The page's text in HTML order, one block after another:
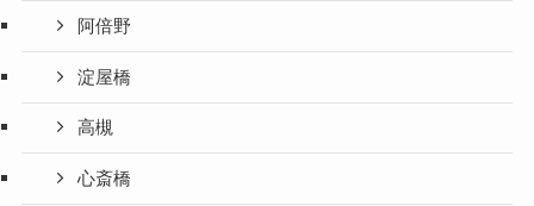
阿倍野
淀屋橋
高槻
心斎橋